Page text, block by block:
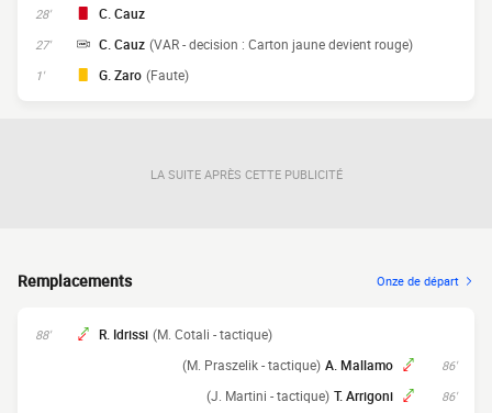
28' C. Cauz
27' C. Cauz (VAR - decision : Carton jaune devient rouge)
1' G. Zaro (Faute)
LA SUITE APRÈS CETTE PUBLICITÉ
Remplacements Onze de départ
88' R. Idrissi (M. Cotali - tactique)
86'
A. Mallamo
(M. Praszelik - tactique)
86'
T. Arrigoni
(J. Martini - tactique)